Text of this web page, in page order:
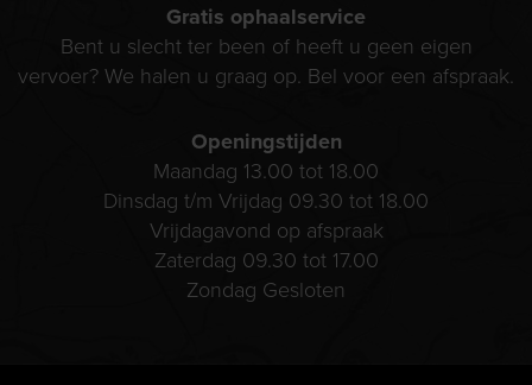
Gratis ophaalservice
Bent u slecht ter been of heeft u geen eigen
vervoer? We halen u graag op. Bel voor een afspraak.
Openingstijden
Maandag 13.00 tot 18.00
Dinsdag t/m Vrijdag 09.30 tot 18.00
Vrijdagavond op afspraak
Zaterdag 09.30 tot 17.00
Zondag Gesloten